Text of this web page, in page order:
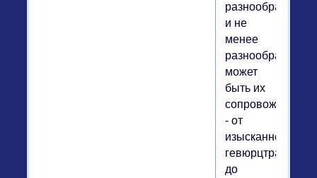
разнообразны,
и не
менее
разнообразным
может
быть их
сопровождение
- от
изысканного
до